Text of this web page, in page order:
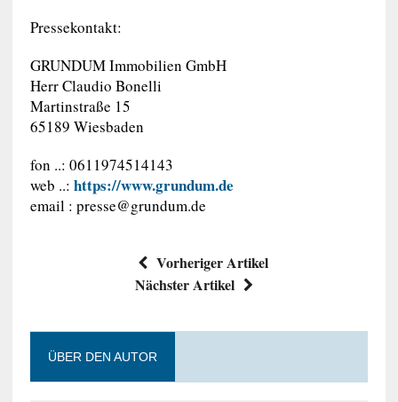
Pressekontakt:
GRUNDUM Immobilien GmbH
Herr Claudio Bonelli
Martinstraße 15
65189 Wiesbaden
fon ..: 0611974514143
web ..: https://www.grundum.de
email : presse@grundum.de
Vorheriger Artikel
Nächster Artikel
ÜBER DEN AUTOR